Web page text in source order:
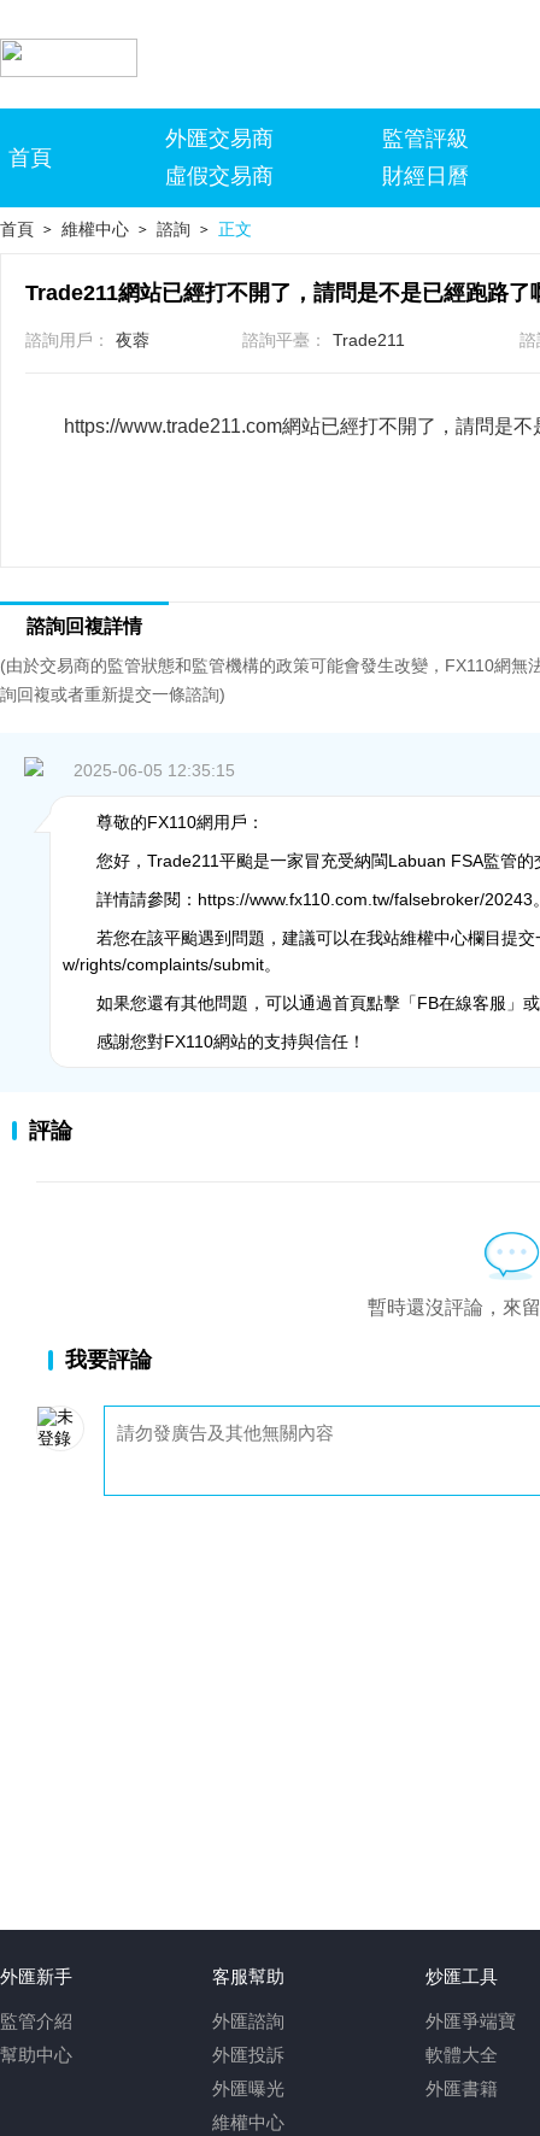
首頁
外匯交易商
虛假交易商
監管評級
財經日曆
首頁 > 維權中心 > 諮詢 > 正文
Trade211網站已經打不開了，請問是不是已經跑路了
諮詢用戶： 夜蓉 諮詢平臺： Trade211 諮
https://www.trade211.com網站已經打不開了，請問是
諮詢回複詳情
(由於交易商的監管狀態和監管機構的政策可能會發生改變，FX110網
詢回複或者重新提交一條諮詢)
2025-06-05 12:35:15
尊敬的FX110網用戶：
您好，Trade211平颱是一家冒充受納閩Labuan FSA監管
詳情請參閱：https://www.fx110.com.tw/falsebroker/20243
若您在該平颱遇到問題，建議可以在我站維權中心欄目提
w/rights/complaints/submit。
如果您還有其他問題，可以通過首頁點擊「FB在線客服」
感謝您對FX110網站的支持與信任！
評論
暫時還沒評論，來
我要評論
外匯新手
監管介紹
幫助中心
客服幫助
外匯諮詢
外匯投訴
外匯曝光
維權中心
炒匯工具
外匯爭端寶
軟體大全
外匯書籍